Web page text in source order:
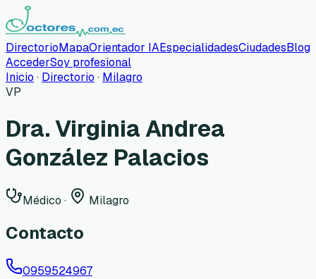
DirectorioMapaOrientador IAEspecialidadesCiudadesBlog
AccederSoy profesional
Inicio · Directorio · Milagro
VP
Dra. Virginia Andrea
González Palacios
Médico · Milagro
Contacto
0959524967